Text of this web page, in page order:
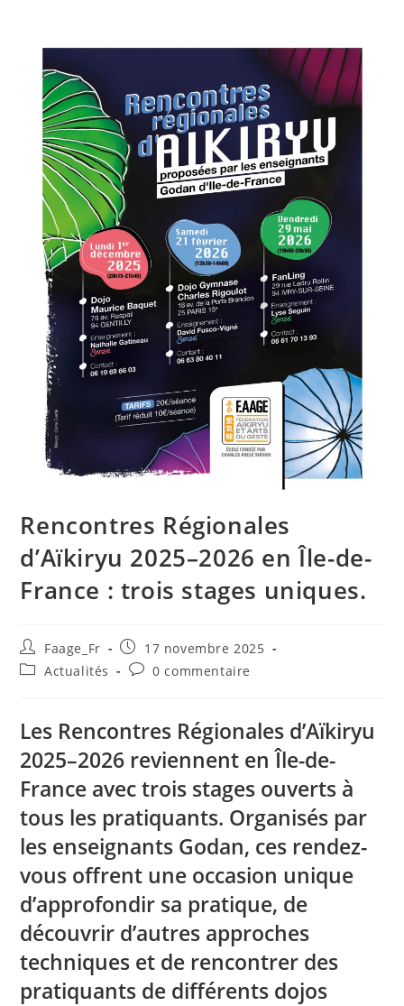
Rencontres Régionales
d’Aïkiryu 2025–2026 en Île-de-
France : trois stages uniques.
Faage_Fr
17 novembre 2025
Actualités
0 commentaire
Les Rencontres Régionales d’Aïkiryu
2025–2026 reviennent en Île-de-
France avec trois stages ouverts à
tous les pratiquants. Organisés par
les enseignants Godan, ces rendez-
vous offrent une occasion unique
d’approfondir sa pratique, de
découvrir d’autres approches
techniques et de rencontrer des
pratiquants de différents dojos